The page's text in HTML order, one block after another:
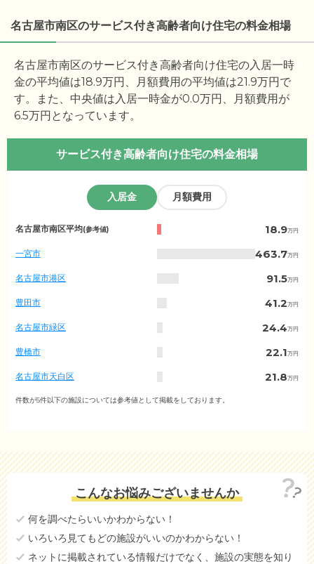
名古屋市南区のサービス付き高齢者向け住宅の料金相場
名古屋市南区のサービス付き高齢者向け住宅の入居一時
金の平均値は18.9万円、月額費用の平均値は21.9万円で
す。また、中央値は入居一時金が0.0万円、月額費用が
6.5万円となっています。
サービス付き高齢者向け住宅の料金相場
入居金 月額費用
愛
知
の
入
居
金
相
場
区
村
名古屋市南区平均(参考値) 18.9万円
一宮市 463.7万円
名古屋市港区 91.5万円
豊田市 41.2万円
名古屋市緑区 24.4万円
豊橋市 22.1万円
名古屋市天白区 21.8万円
名古屋市守山区
21.3
安城市 21.1
名古屋市千種区 19.0
名古屋市北区
件数が5件以下の施設については参考値として掲載をしております。
こんなお悩みございませんか
何を調べたらいいかわからない！
いろいろ見てもどの施設がいいのかわからない！
ネットに掲載されている情報だけでなく、施設の実態を知り